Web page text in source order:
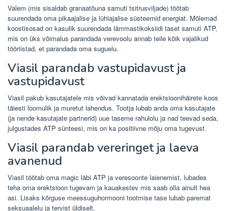
Valem (mis sisaldab granaatõuna samuti tsitrusviljade) töötab
suurendada oma pikaajalise ja lühiajalise süsteemid energiat. Mõlemad
koostisosad on kasulik suurendada lämmastikoksiidi taset samuti ATP,
mis on üks võimalus parandada verevoolu annab teile kõik vajalikud
tööriistad, et parandada oma suguelu.
Viasil parandab vastupidavust ja
vastupidavust
Viasil pakub kasutajatele mis võivad kannatada erektsioonihäirete koos
täiesti loomulik ja muretut lahendus. Tootja lubab anda oma kasutajate
(ja nende kasutajate partnerid) uue taseme rahulolu ja nad teevad seda,
julgustades ATP sünteesi, mis on ka positiivne mõju oma tugevust.
Viasil parandab vereringet ja laeva
avanenud
Viasil töötab oma magic läbi ATP ja veresoonte laienemist, lubades
teha oma erektsioon tugevam ja kauakestev mis saab olla ainult hea
asi. Lisaks kõrguse meessuguhormooni tootmise tase lubab paremat
seksuaalelu ja tervist üldiselt.